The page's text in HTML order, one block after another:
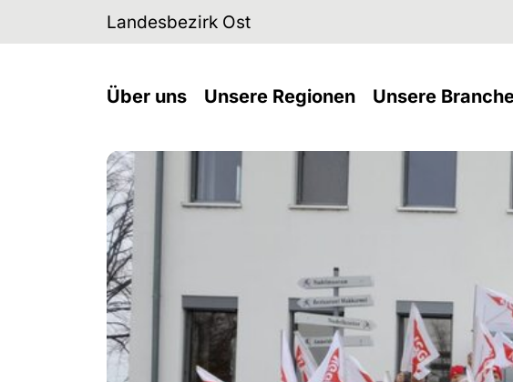
Skip to main navigation
Skip to main content
Skip to page footerLandesbezirk Ost
Über uns(current)
Unsere Regionen(current)
Unsere